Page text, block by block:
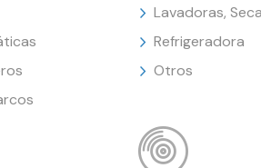
Lavadoras,
Refrigeradora
Otros